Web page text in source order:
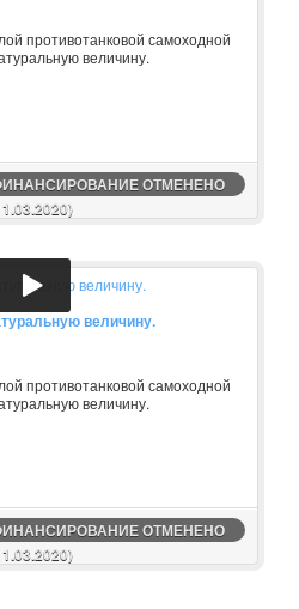
противотанковой самоходной
величину.
ОТМЕНЕНО
величину.
противотанковой самоходной
величину.
ОТМЕНЕНО